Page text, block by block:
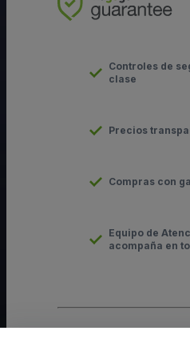
Controles de
clase
Precios
Compras con
Equipo de
acompaña en